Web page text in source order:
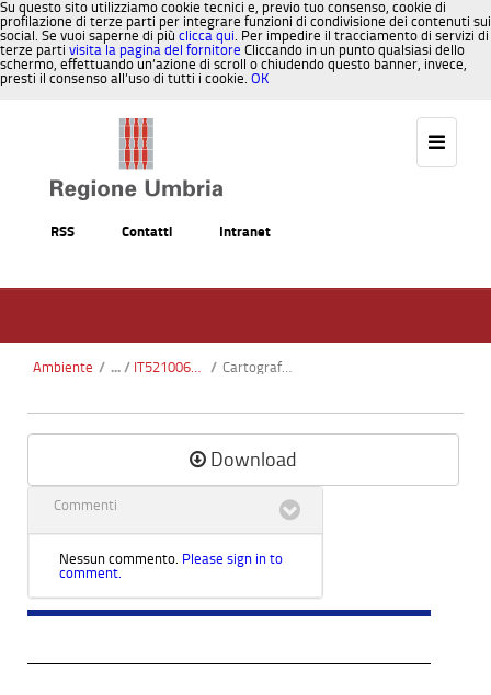
Su questo sito utilizziamo cookie tecnici e, previo tuo consenso, cookie di
profilazione di terze parti per integrare funzioni di condivisione dei contenuti sui
social. Se vuoi saperne di più clicca qui. Per impedire il tracciamento di servizi di
terze parti visita la pagina del fornitore Cliccando in un punto qualsiasi dello
schermo, effettuando un’azione di scroll o chiudendo questo banner, invece,
presti il consenso all’uso di tutti i cookie. OK
RSS Contatti Intranet
Ambiente / IT5210064 - Monteluco di Spoleto / Cartografia_ortofoto.pdf
Download
Commenti
Nessun commento. Please sign in to
comment.